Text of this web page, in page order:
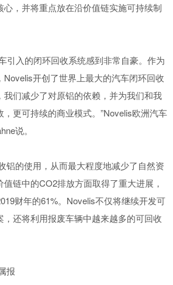
心，并将重点放在沿价值链实施可持续制
入的闭环回收系统感到非常自豪。作为
开创了世界上最大的汽车闭环回收
我们减少了对原铝的依赖，并为我们和我
更可持续的商业模式。”Novelis欧洲汽车
说。
的使用，从而最大程度地减少了自然资
链中的CO2排放方面取得了重大进展，
财年的61%。Novelis不仅将继续开发可
，还将利用报废车辆中越来越多的可回收
报